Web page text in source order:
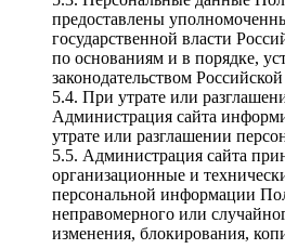
предоставлены
государственной власти
по основаниям и в порядке,
законодательством
5.4. При утрате или
Администрация сайта
утрате или разглашении
5.5. Администрация сайта
организационные и
персональной информации
неправомерного или
изменения, блокирования,